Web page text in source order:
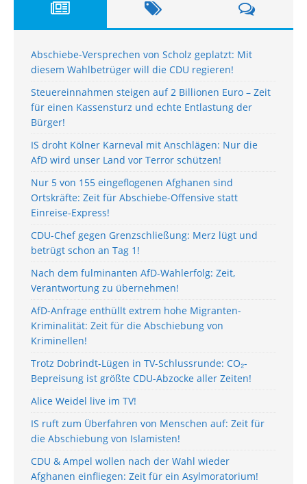
Abschiebe-Versprechen von Scholz geplatzt: Mit
diesem Wahlbetrüger will die CDU regieren!
Steuereinnahmen steigen auf 2 Billionen Euro – Zeit
für einen Kassensturz und echte Entlastung der
Bürger!
IS droht Kölner Karneval mit Anschlägen: Nur die
AfD wird unser Land vor Terror schützen!
Nur 5 von 155 eingeflogenen Afghanen sind
Ortskräfte: Zeit für Abschiebe-Offensive statt
Einreise-Express!
CDU-Chef gegen Grenzschließung: Merz lügt und
betrügt schon an Tag 1!
Nach dem fulminanten AfD-Wahlerfolg: Zeit,
Verantwortung zu übernehmen!
AfD-Anfrage enthüllt extrem hohe Migranten-
Kriminalität: Zeit für die Abschiebung von
Kriminellen!
Trotz Dobrindt-Lügen in TV-Schlussrunde: CO₂-
Bepreisung ist größte CDU-Abzocke aller Zeiten!
Alice Weidel live im TV!
IS ruft zum Überfahren von Menschen auf: Zeit für
die Abschiebung von Islamisten!
CDU & Ampel wollen nach der Wahl wieder
Afghanen einfliegen: Zeit für ein Asylmoratorium!